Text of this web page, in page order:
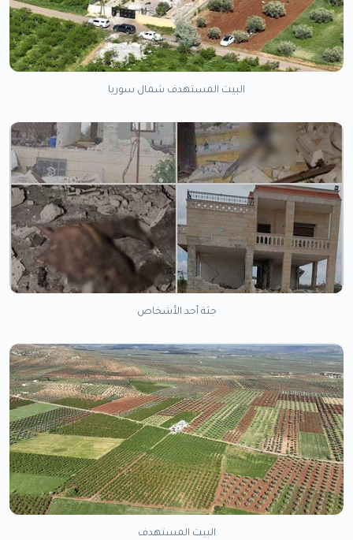
البيت المستهدف شمال سوريا
جثة أحد الأشخاص
البيت المستهدف